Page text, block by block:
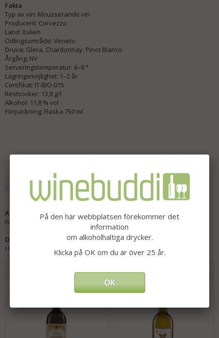
Fakta
Typ av vin: Mousserande vin
Producent: Corvezzo
Land: Italien
Odlingsområde: Veneto
Druva: Glera, Chardonnay, Pinot Bianco
Årgång: NV
Serveringstemperatur: 6–8 °
Lagringsmöjlighet: 1–2 år
Certifikat: IT-BIO-015
Restsocker: 13,8 g/l
Alkohol: 11,8 % vol
Förpackning: Flaska 750 ml
Lägg i önskelista
Artikelnummer:
IV-10190
Direktlänk:
Högerklicka och kopiera adressen
På den här webbplatsen förekommer det
information
om alkoholhaltiga drycker.
Klicka på OK om du är över 25 år.
OK